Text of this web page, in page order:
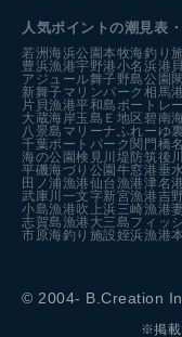
人気ポイントの潮見表
若洲海浜公園本牧海釣り
豊浜漁港宇野港小名浜港
アジュール舞子野島公園
新舞子マリンパーク 相馬港
片貝漁港平和島ボートレ
大蔵海岸玉島Ｅ地区碧南
八景島マリーナふれーゆ裏
千葉ポートパーク関門橋
海の公園検見川堤防筑後
平磯海づり公園牛窓港垂
田ノ浦漁港仙台漁港津名港
武庫川一文字新宮漁港吉
小島漁港吹上浜三崎漁港
志賀島漁港 大三島フィッ
市原海釣り施設姪浜漁港
© 2004- B.Creation
※掲載